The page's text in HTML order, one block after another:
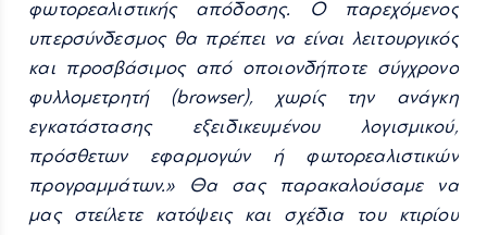
φωτορεαλιστικής απόδοσης. Ο παρεχόμενος
υπερσύνδεσμος θα πρέπει να είναι λειτουργικός
και προσβάσιμος από οποιονδήποτε σύγχρονο
φυλλομετρητή (browser), χωρίς την ανάγκη
εγκατάστασης εξειδικευμένου λογισμικού,
πρόσθετων εφαρμογών ή φωτορεαλιστικών
προγραμμάτων.» Θα σας παρακαλούσαμε να
μας στείλετε κατόψεις και σχέδια του κτιρίου